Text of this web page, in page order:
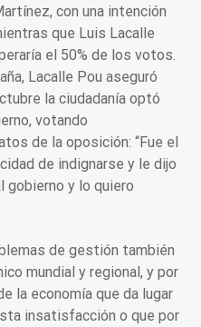
con una intención
que Luis Lacalle
el 50% de los votos.
Lacalle Pou aseguró
la ciudadanía optó
votando
de la oposición: “Fue el
de indignarse y le dijo
gobierno y lo quiero
de gestión también
mundial y regional, y por
la economía que da lugar
insatisfacción o que por